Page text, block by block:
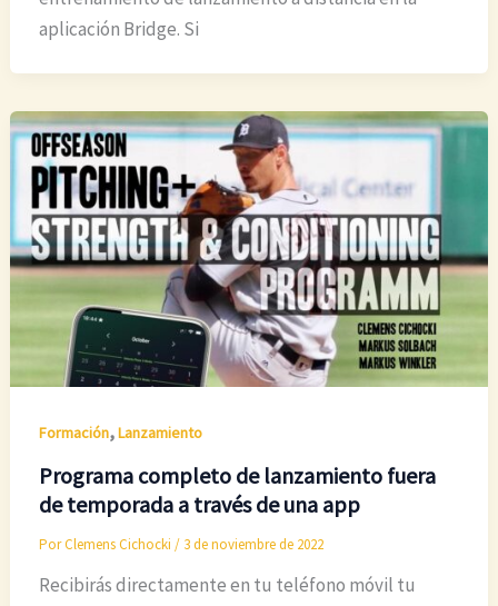
aplicación Bridge. Si
Formación,Lanzamiento
Programa completo de lanzamiento fuera
de temporada a través de una app
PorClemens Cichocki / 3 de noviembre de 2022
Recibirás directamente en tu teléfono móvil tu